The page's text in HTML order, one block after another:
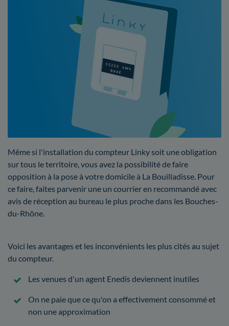
Même si l'installation du compteur Linky soit une obligation
sur tous le territoire, vous avez la possibilité de faire
opposition à la pose à votre domicile à La Bouilladisse. Pour
ce faire, faites parvenir une un courrier en recommandé avec
avis de réception au bureau le plus proche dans les Bouches-
du-Rhône.
Voici les avantages et les inconvénients les plus cités au sujet
du compteur.
Les venues d'un agent Enedis deviennent inutiles
On ne paie que ce qu'on a effectivement consommé et
non une approximation